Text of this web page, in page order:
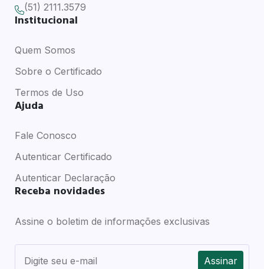
(51) 2111.3579
Institucional
Quem Somos
Sobre o Certificado
Termos de Uso
Ajuda
Fale Conosco
Autenticar Certificado
Autenticar Declaração
Receba novidades
Assine o boletim de informações exclusivas
Assinar